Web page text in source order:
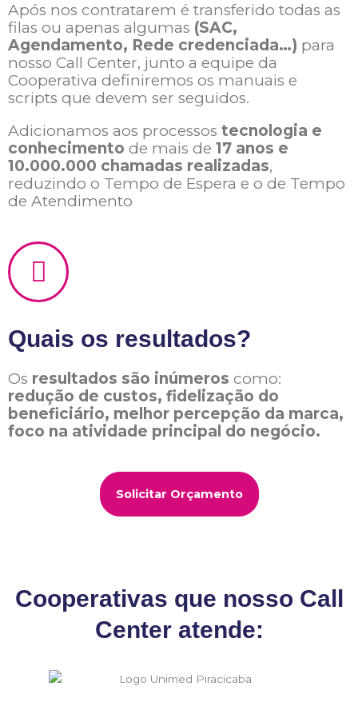
Após nos contratarem é transferido todas as
filas ou apenas algumas (SAC,
Agendamento, Rede credenciada…) para
nosso Call Center, junto a equipe da
Cooperativa definiremos os manuais e
scripts que devem ser seguidos.
Adicionamos aos processos tecnologia e
conhecimento de mais de 17 anos e
10.000.000 chamadas realizadas,
reduzindo o Tempo de Espera e o de Tempo
de Atendimento
Quais os resultados?
Os resultados são inúmeros como:
redução de custos, fidelização do
beneficiário, melhor percepção da marca,
foco na atividade principal do negócio.
Solicitar Orçamento
Cooperativas que nosso Call
Center atende: